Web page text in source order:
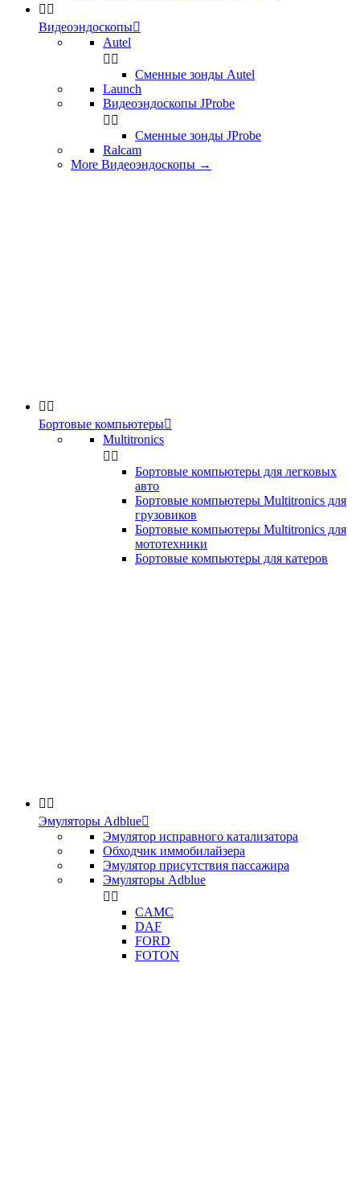
 
Видеоэндоскопы
Autel
 
Сменные зонды Autel
Launch
Видеоэндоскопы JProbe
 
Сменные зонды JProbe
Ralcam
More Видеоэндоскопы →
 
Бортовые компьютеры
Multitronics
 
Бортовые компьютеры для легковых
авто
Бортовые компьютеры Multitronics для
грузовиков
Бортовые компьютеры Multitronics для
мототехники
Бортовые компьютеры для катеров
 
Эмуляторы Adblue
Эмулятор исправного катализатора
Обходчик иммобилайзера
Эмулятор присутствия пассажира
Эмуляторы Adblue
 
CAMC
DAF
FORD
FOTON